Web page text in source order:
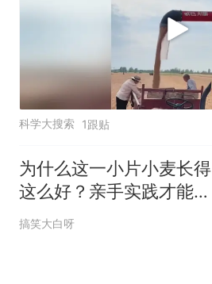
科学大搜索 1跟贴
为什么这一小片小麦长得
这么好？亲手实践才能了
解真正的答案
搞笑大白呀